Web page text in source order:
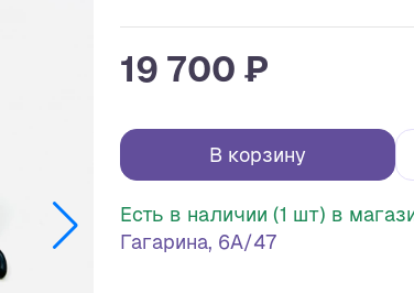
19 700 ₽
В корзину
Есть в наличии (1 шт) в
Гагарина, 6А/47